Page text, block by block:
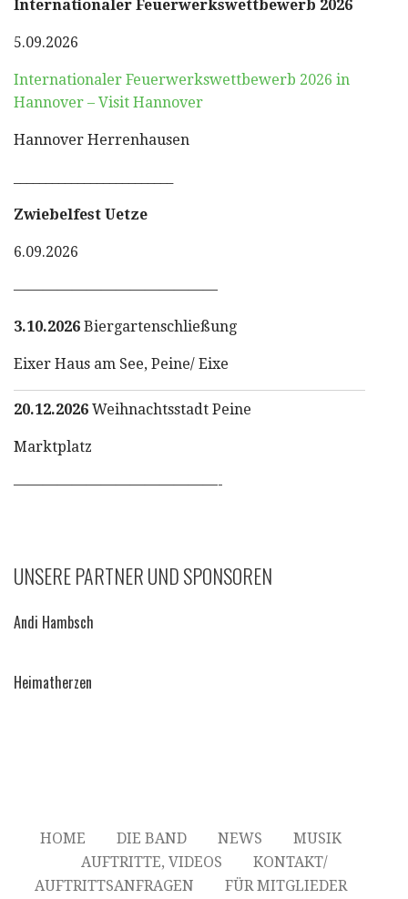
Internationaler Feuerwerkswettbewerb 2026
5.09.2026
Internationaler Feuerwerkswettbewerb 2026 in
Hannover – Visit Hannover
Hannover Herrenhausen
Zwiebelfest Uetze
6.09.2026
——————————————
3.10.2026 Biergartenschließung
Eixer Haus am See, Peine/ Eixe
20.12.2026 Weihnachtsstadt Peine
Marktplatz
——————————————-
UNSERE PARTNER UND SPONSOREN
Andi Hambsch
Heimatherzen
HOME DIE BAND NEWS
MUSIK
AUFTRITTE, VIDEOS
KONTAKT/
AUFTRITTSANFRAGEN
FÜR MITGLIEDER